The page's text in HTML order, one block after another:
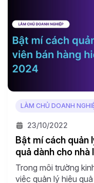
LÀM CHỦ DOANH
23/10/2022
Bật mí cách quản
quả dành cho
Trong môi trường
việc quản lý hiệu